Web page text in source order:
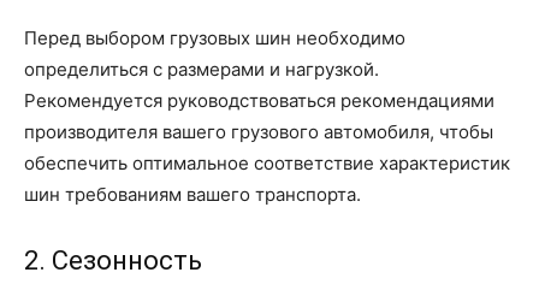
Перед выбором грузовых шин необходимо
определиться с размерами и нагрузкой.
Рекомендуется руководствоваться рекомендациями
производителя вашего грузового автомобиля, чтобы
обеспечить оптимальное соответствие характеристик
шин требованиям вашего транспорта.
2. Сезонность